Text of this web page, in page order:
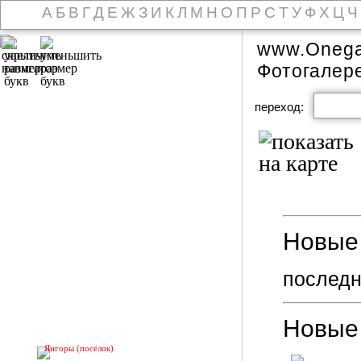
А Б В Г Д Е Ж З И К Л М Н О П Р С Т У Ф Х Ц Ч
Янгоры (посёлок)
переход: